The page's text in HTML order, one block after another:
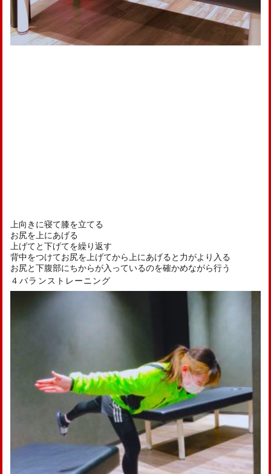
上向きに寝て膝を立てる
お尻を上にあげる
上げてと下げてを繰り返す
背中をつけてお尻を上げてから上にあげると力がより入る
お尻と下腹部にちからが入っているのを確かめながら行う
４バランストレーニング